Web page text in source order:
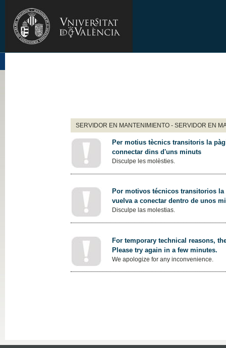
SERVIDOR EN MANTENIMIENTO - SERVIDOR EN
Per motius tècnics transitoris la
connectar dins d'uns minuts
Disculpe les molèsties.
Por motivos técnicos transitorios
vuelva a conectar dentro de unos
Disculpe las molestias.
For temporary technical reasons,
Please try again in a few minutes.
We apologize for any inconvenience.